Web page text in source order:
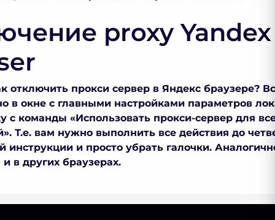
proxy Yandex
отключить прокси сервер в Яндекс браузере?
в окне с главными настройками параметров
с команды «Использовать прокси-сервер для
Т.е. вам нужно выполнить все действия до
инструкции и просто убрать галочки.
в других браузерах.